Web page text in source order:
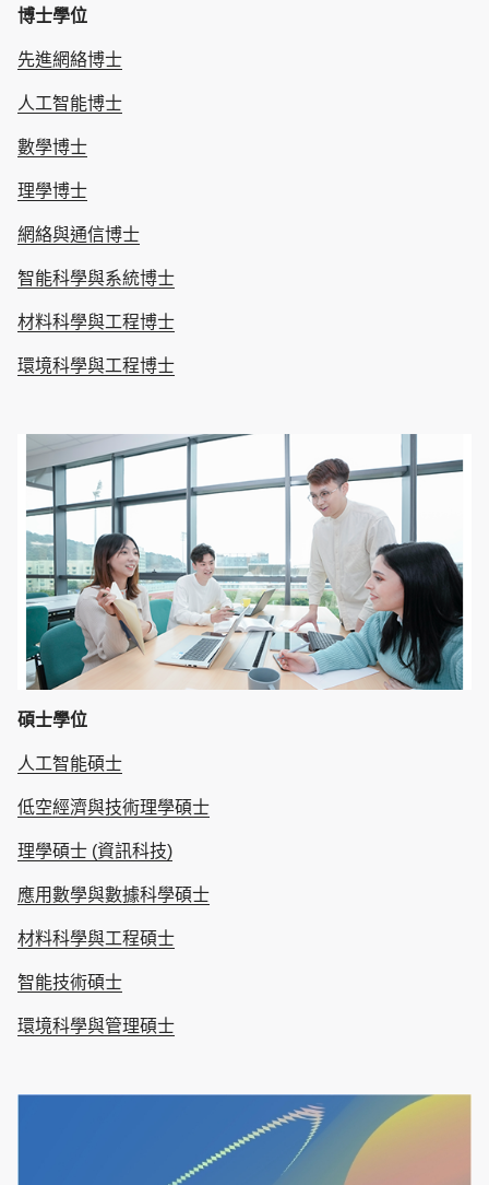
博士學位
先進網絡博士
人工智能博士
數學博士
理學博士
網絡與通信博士
智能科學與系統博士
材料科學與工程博士
環境科學與工程博士
碩士學位
人工智能碩士
低空經濟與技術理學碩士
理學碩士 (資訊科技)
應用數學與數據科學碩士
材料科學與工程碩士
智能技術碩士
環境科學與管理碩士